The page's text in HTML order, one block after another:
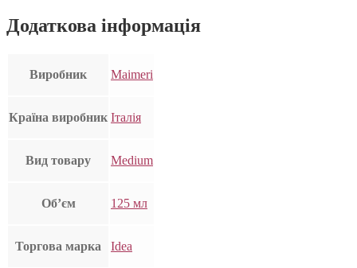
Додаткова інформація
Виробник Maimeri
Країна виробник Італія
Вид товару Medium
Об’єм 125 мл
Торгова марка Idea